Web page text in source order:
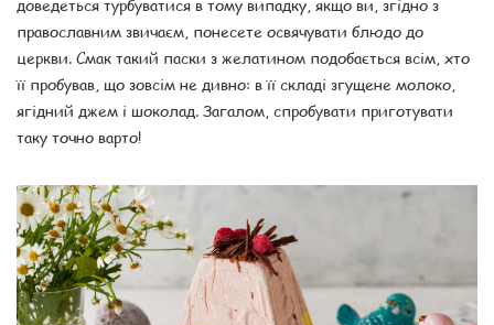
доведеться турбуватися в тому випадку, якщо ви, згідно з
православним звичаєм, понесете освячувати блюдо до
церкви. Смак такий паски з желатином подобається всім, хто
її пробував, що зовсім не дивно: в її складі згущене молоко,
ягідний джем і шоколад. Загалом, спробувати приготувати
таку точно варто!